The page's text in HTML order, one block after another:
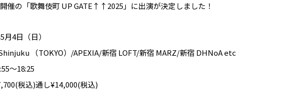
催の「歌舞伎町 UP GATE↑↑2025」に出演が決定しました！
4日（日）
（TOKYO）/APEXIA/新宿 LOFT/新宿 MARZ/新宿 DHNoA etc
～18:25
税込)通し¥14,000(税込)